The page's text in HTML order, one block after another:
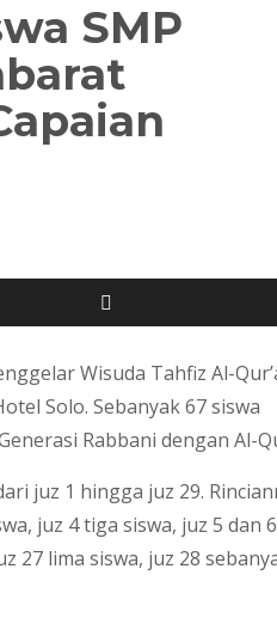
SMP
Wisuda Tahfiz Al-
Solo. Sebanyak 67 siswa
Rabbani dengan Al-
juz 1 hingga juz 29.
juz 4 tiga siswa, juz 5 dan 6
27 lima siswa, juz 28